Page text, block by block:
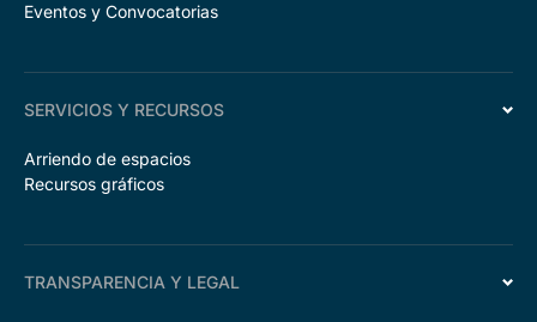
Eventos y Convocatorias
SERVICIOS Y RECURSOS
Arriendo de espacios
Recursos gráficos
TRANSPARENCIA Y LEGAL